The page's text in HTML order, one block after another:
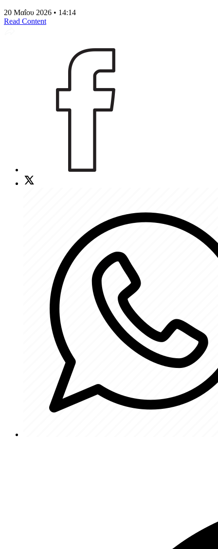
20 Μαΐου 2026 • 14:14
Read Content